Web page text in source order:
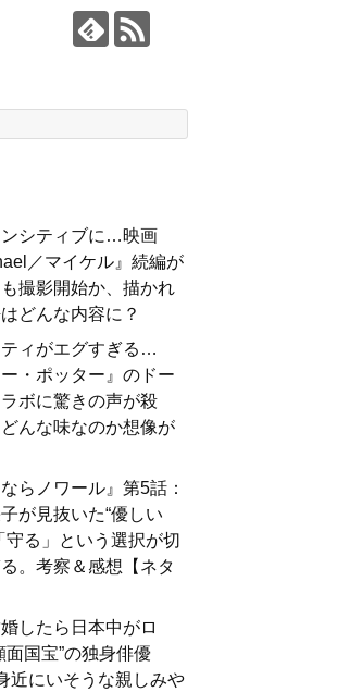
シティブに…映画
／マイケル』続編が
撮影開始か、描かれ
どんな内容に？
ティがエグすぎる…
ー・ポッター』のドー
ボに驚きの声が殺
んな味なのか想像が
ならノワール』第5話：
が見抜いた“優しい
守る」という選択が切
。考察＆感想【ネタ
したら日本中がロ
面国宝”の独身俳優
近にいそうな親しみや